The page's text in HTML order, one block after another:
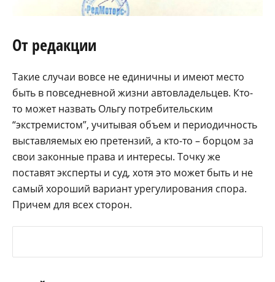
От редакции
Такие случаи вовсе не единичны и имеют место
быть в повседневной жизни автовладельцев. Кто-
то может назвать Ольгу потребительским
“экстремистом”, учитывая объем и периодичность
выставляемых ею претензий, а кто-то – борцом за
свои законные права и интересы. Точку же
поставят эксперты и суд, хотя это может быть и не
самый хороший вариант урегулирования спора.
Причем для всех сторон.